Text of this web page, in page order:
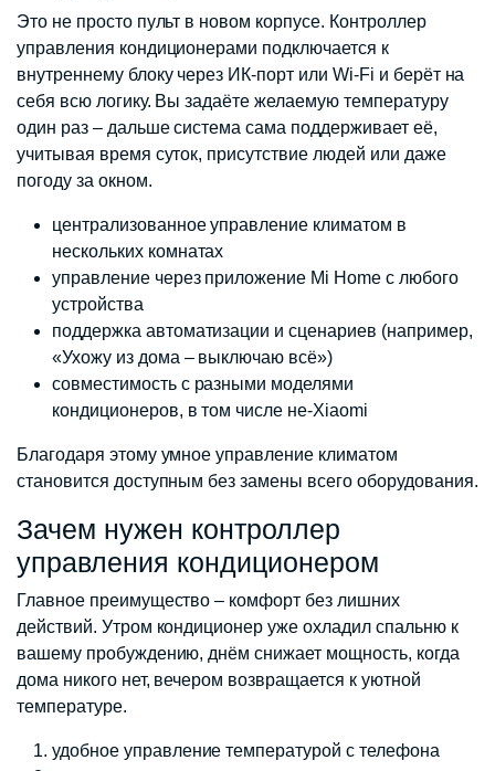
Это не просто пульт в новом корпусе. Контроллер
управления кондиционерами подключается к
внутреннему блоку через ИК-порт или Wi-Fi и берёт на
себя всю логику. Вы задаёте желаемую температуру
один раз – дальше система сама поддерживает её,
учитывая время суток, присутствие людей или даже
погоду за окном.
централизованное управление климатом в
нескольких комнатах
управление через приложение Mi Home с любого
устройства
поддержка автоматизации и сценариев (например,
«Ухожу из дома – выключаю всё»)
совместимость с разными моделями
кондиционеров, в том числе не-Xiaomi
Благодаря этому умное управление климатом
становится доступным без замены всего оборудования.
Зачем нужен контроллер
управления кондиционером
Главное преимущество – комфорт без лишних
действий. Утром кондиционер уже охладил спальню к
вашему пробуждению, днём снижает мощность, когда
дома никого нет, вечером возвращается к уютной
температуре.
удобное управление температурой с телефона